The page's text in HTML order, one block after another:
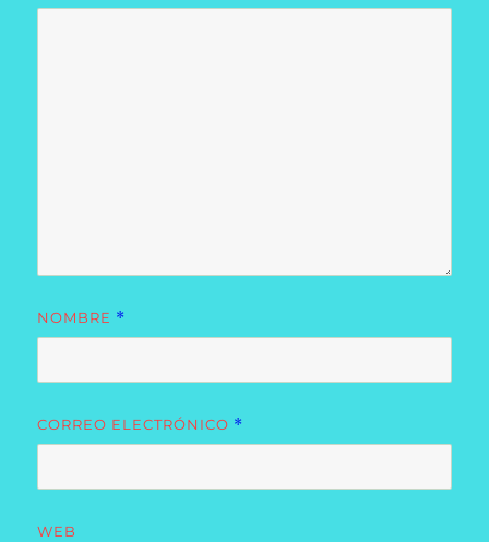
NOMBRE *
CORREO ELECTRÓNICO *
WEB